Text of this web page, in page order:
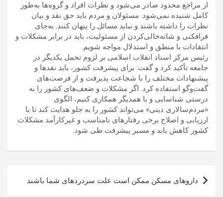
از مراجع محدود صادر می‌شود و نظرات افراد و گروه‌ها به‌طور
کامل شنیده نمی‌شود. مسئولان و مردم باید حق نقد و بیان
نظرات را داشته باشند و نباید مسائل را پنهان کنند. به‌جای
فرافکنی و شانه‌خالی‌کردن از مسئولیت، باید در برابر مشکلات و
انتقادات با منطق و استدلال مواجه شویم.
رئیس مرکز اسناد انقلاب اسلامی بر لزوم تحمل یکدیگر در
جامعه تأکید کرد و گفت: برای پیشرفت کشور، باید نقدها و
پیشنهادات مختلف را با شجاعت پذیرفت و از فرصت‌های
گفت‌وگو استفاده کرد. اگر مشکلات و ضعف‌های کشور را به
درستی شناسایی و با همدیگر همکاری کنیم، الگوی
«مردم‌سالاری دینی» می‌تواند کشور را به جلو هدایت کند تا با
ارزیابی و اصلاح برخی رفتارهای نامناسب و غیرکارآمد مشکلات
کشور کاهش یابد و مسیر پیشرفت طی شود.
راهبری
نوشته
داروهای مسکن ممکن است علت سردردهای شما باشند